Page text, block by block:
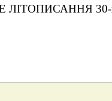
ЛIТОПИСАННЯ